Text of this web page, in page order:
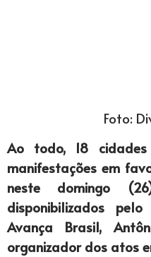
Foto:
Ao todo, 18
manifestações em
neste domingo
disponibilizados
Avança Brasil,
organizador dos atos